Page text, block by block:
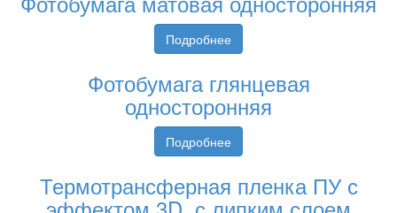
Подробнее
Фотобумага глянцевая
односторонняя
Подробнее
Термотрансферная пленка ПУ с